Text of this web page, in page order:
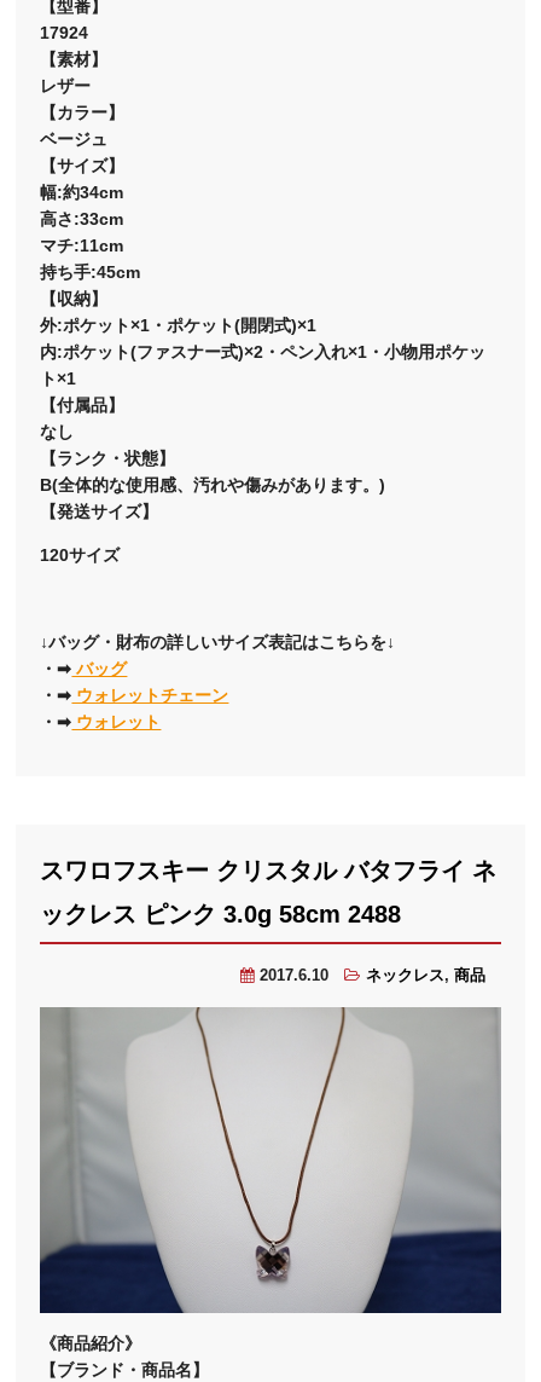
【型番】
17924
【素材】
レザー
【カラー】
ベージュ
【サイズ】
幅:約34cm
高さ:33cm
マチ:11cm
持ち手:45cm
【収納】
外:ポケット×1・ポケット(開閉式)×1
内:ポケット(ファスナー式)×2・ペン入れ×1・小物用ポケッ
ト×1
【付属品】
なし
【ランク・状態】
B(全体的な使用感、汚れや傷みがあります。)
【発送サイズ】
120サイズ
↓バッグ・財布の詳しいサイズ表記はこちらを↓
・➡ バッグ
・➡ ウォレットチェーン
・➡ ウォレット
スワロフスキー クリスタル バタフライ ネ
ックレス ピンク 3.0g 58cm 2488
2017.6.10 ネックレス, 商品
《商品紹介》
【ブランド・商品名】